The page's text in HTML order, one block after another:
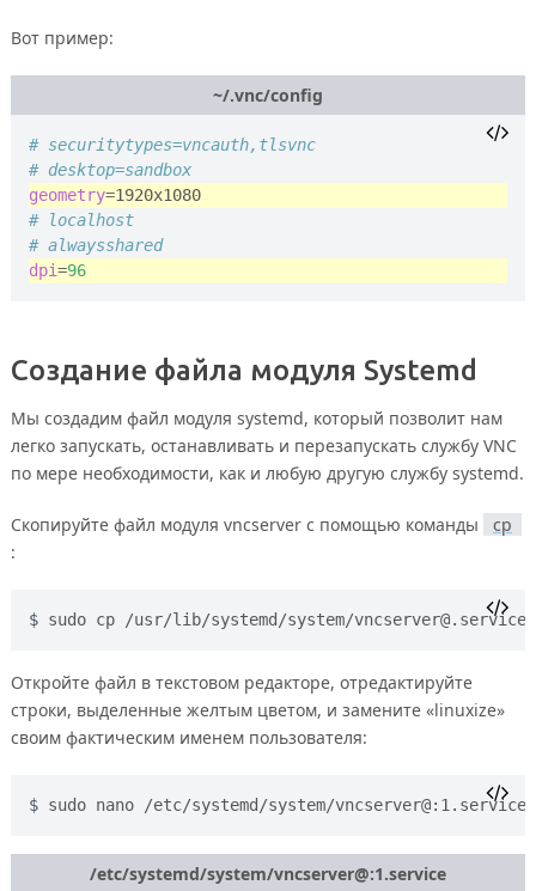
Вот пример:
~/.vnc/config
# securitytypes=vncauth,tlsvnc
# desktop=sandbox
geometry=
1920x1080
# localhost
# alwaysshared
dpi=96
Создание файла модуля Systemd
Мы создадим файл модуля systemd, который позволит нам
легко запускать, останавливать и перезапускать службу VNC
по мере необходимости, как и любую другую службу systemd.
Скопируйте файл модуля vncserver с помощью команды
cp
:
sudo cp /usr/lib/systemd/system/vncserver@.service
Откройте файл в текстовом редакторе, отредактируйте
строки, выделенные желтым цветом, и замените «linuxize»
своим фактическим именем пользователя:
sudo nano /etc/systemd/system/vncserver@:1.service
/etc/systemd/system/vncserver@:1.service